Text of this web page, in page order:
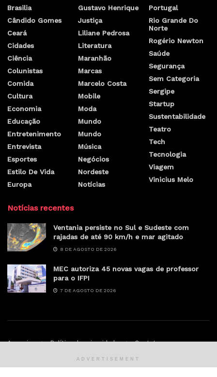
Brasilia
Cândido Gomes
Ceará
Cidades
Ciência
Colunistas
Comida
Cultura
Economia
Educação
Entretenimento
Entrevista
Esportes
Estilo De Vida
Europa
Gustavo Henrique
Justiça
Liliane Pedrosa
Literatura
Maranhão
Marcas
Marcelo Costa
Mobile
Moda
Mundo
Mundo
Música
Negócios
Nordeste
Notícias
Portugal
Rio Grande Do
Norte
Rogério Newton
Saúde
Segurança
Sem Categoria
Sergipe
Startup
Sustentabilidade
Teatro
Tech
Tecnologia
Viagem
Vinicius Melo
Notícias recentes
Ventania persiste no Sul e Sudeste com
rajadas de até 90 km/h e mar agitado
8 DE AGOSTO DE 2026
MEC autoriza 45 novas vagas de professor
para o IFPI
7 DE AGOSTO DE 2026
Anunciar Política de privacidade Contato
ADVERTISEMENT